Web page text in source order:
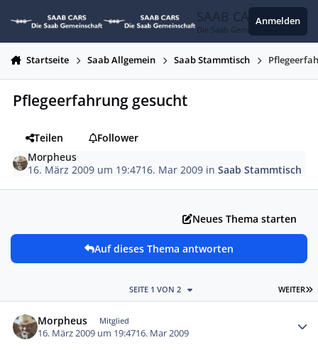
SAAB CARS
Die Saab Gemeinschaft
Anmelden
Startseite Saab Allgemein Saab Stammtisch
Pflegeerfahrung gesucht
Teilen
Follower
Morpheus
16. März 2009 um 19:4716. Mar 2009 inSaab Stammtisch
Neues Thema starten
Auf dieses Thema antworten
WEITER
SEITE 1 VON 2
Morpheus Mitglied
16. März 2009 um 19:4716. Mar 2009